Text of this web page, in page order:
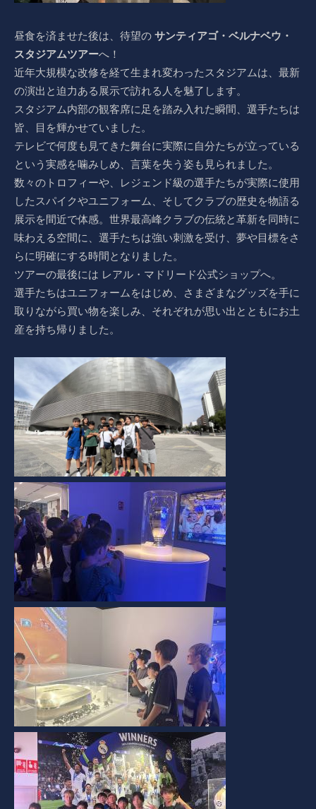
昼食を済ませた後は、待望の サンティアゴ・ベルナベウ・
スタジアムツアーへ！
近年大規模な改修を経て生まれ変わったスタジアムは、最新
の演出と迫力ある展示で訪れる人を魅了します。
スタジアム内部の観客席に足を踏み入れた瞬間、選手たちは
皆、目を輝かせていました。
テレビで何度も見てきた舞台に実際に自分たちが立っている
という実感を噛みしめ、言葉を失う姿も見られました。
数々のトロフィーや、レジェンド級の選手たちが実際に使用
したスパイクやユニフォーム、そしてクラブの歴史を物語る
展示を間近で体感。世界最高峰クラブの伝統と革新を同時に
味わえる空間に、選手たちは強い刺激を受け、夢や目標をさ
らに明確にする時間となりました。
ツアーの最後には レアル・マドリード公式ショップへ。
選手たちはユニフォームをはじめ、さまざまなグッズを手に
取りながら買い物を楽しみ、それぞれが思い出とともにお土
産を持ち帰りました。